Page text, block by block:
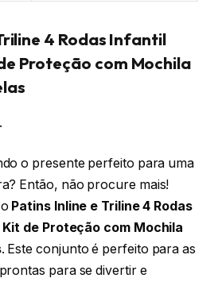
4 Rodas Infantil
Proteção com Mochila
o presente perfeito para uma
Então, não procure mais!
Patins Inline e Triline 4 Rodas
Kit de Proteção com Mochila
. Este conjunto é perfeito para as
para se divertir e